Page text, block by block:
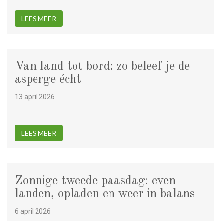
LEES MEER
Van land tot bord: zo beleef je de
asperge écht
13 april 2026
LEES MEER
Zonnige tweede paasdag: even
landen, opladen en weer in balans
6 april 2026